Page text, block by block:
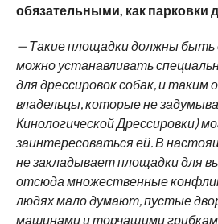
обязательными, как парковки
— Такие площадки должны
можно устанавливать
для дрессировок собак, и таким
владельцы, которые не
Кинологической Дрессировки)
заинтересоваться ей. В
не закладывает площадки для
отсюда множественные
людях мало думают, пустые
машинами и торчащими